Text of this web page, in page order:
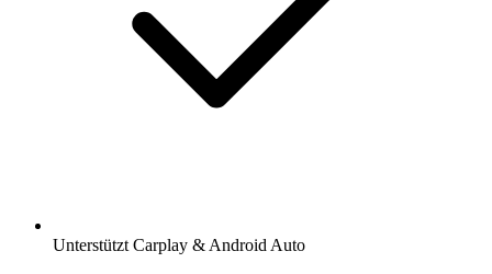
Unterstützt Carplay & Android Auto